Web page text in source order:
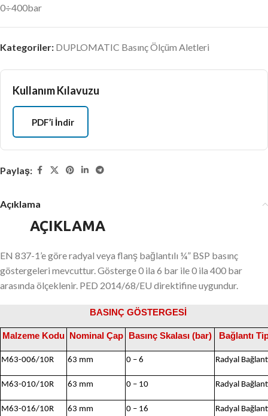
0÷400bar
Kategoriler: DUPLOMATIC Basınç Ölçüm Aletleri
Kullanım Kılavuzu
PDF’i İndir
Paylaş:
Açıklama
AÇIKLAMA
EN 837-1’e göre radyal veya flanş bağlantılı ¼” BSP basınç
göstergeleri mevcuttur. Gösterge 0 ila 6 bar ile 0 ila 400 bar
arasında ölçeklenir. PED 2014/68/EU direktifine uygundur.
BASINÇ GÖSTERGESİ
Malzeme Kodu Nominal Çap Basınç Skalası (bar) Bağlantı
M63-006/10R 63 mm 0 – 6 Radyal
M63-010/10R 63 mm 0 – 10 Radyal
M63-016/10R 63 mm 0 – 16 Radyal